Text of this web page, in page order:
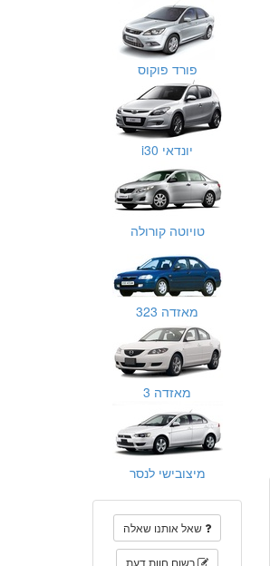
פורד פוקוס
יונדאי i30
טויוטה קורולה
מאזדה 323
מאזדה 3
מיצובישי לנסר
שאל אותנו שאלה
רשום חוות דעת